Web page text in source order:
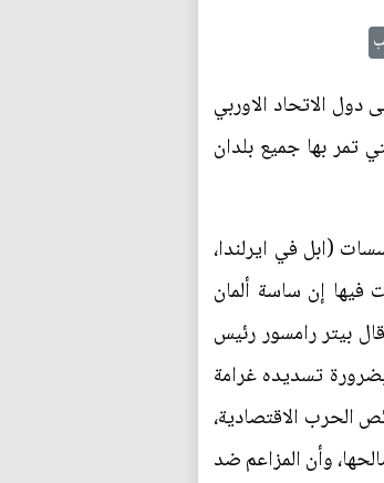
دول الاتحاد الاوربي
تمر بها جميع بلدان
(ابل في ايرلندا،
إن ساسة ألمان
بيتر رامسور رئيس
بضرورة تسديده غرامة
الحرب الاقتصادية،
وأن المزاعم ضد